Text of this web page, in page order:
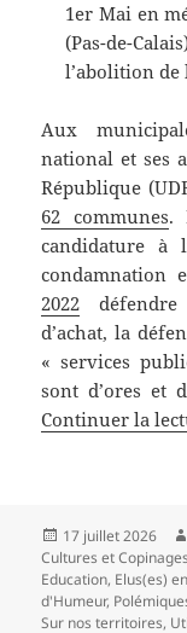
1er Mai en
(Pas-de-
l’abolition de
Aux
national et ses
République
62 communes.
candidature à
2022
d’achat, la
« services
sont d’ores et
Continuer la
Publié
le
17 juillet 2026
Cultures et Copinages
Education, Elus(es)
d'Humeur,
Sur nos territoires,